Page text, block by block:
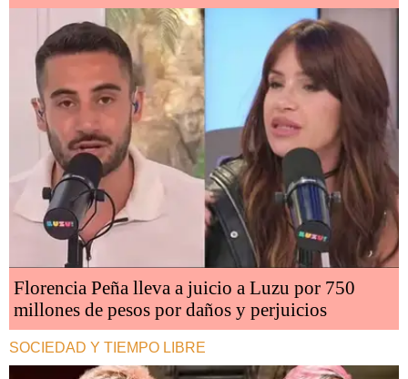
Florencia Peña lleva a juicio a Luzu por 750
millones de pesos por daños y perjuicios
SOCIEDAD Y TIEMPO LIBRE